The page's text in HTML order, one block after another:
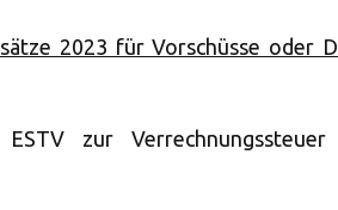
2023 für Vorschüsse oder
ESTV zur